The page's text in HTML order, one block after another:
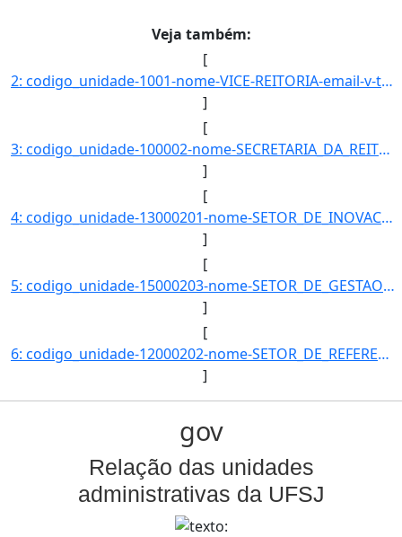
Veja também:
[
2: codigo_unidade-1001-nome-VICE-REITORIA-email-v-telefones-+55(32)3379-2380-data_criacao-1986-12-18-cl]
]
[
3: codigo_unidade-100002-nome-SECRETARIA_DA_REITORIA-email-null-telefones-null-data_criacao-null-classi]
]
[
4: codigo_unidade-13000201-nome-SETOR_DE_INOVACAO_E_PROPRIEDADE_INTELECTUAL-email-null-telefones-null-d]
]
[
5: codigo_unidade-15000203-nome-SETOR_DE_GESTAO_E_CONTROLE_DE_DIARIAS_E_PASSAGENS-email-null-telefones-]
]
[
6: codigo_unidade-12000202-nome-SETOR_DE_REFERENCIA_E_EMPRESTIMO_DO_CAMPUS_ALTO_PARAOPEBA-email-null-te]
]
gov
Relação das unidades
administrativas da UFSJ